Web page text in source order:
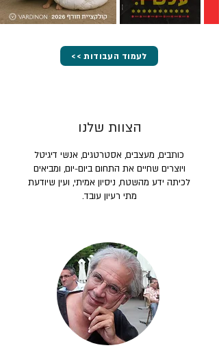
<< לעמוד העבודות
הצוות שלנו
כותבים, מעצבים, אסטרטגים, אנשי דיגיטל
ויוצרים שחיים את התחום ביום-יום, ומביאים
לכיתה ידע מהשטח, ניסיון אמיתי, ועין שיודעת
מתי רעיון עובד.